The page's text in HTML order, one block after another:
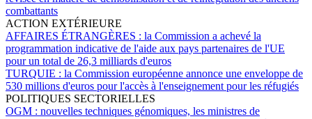
combattants
ACTION EXTÉRIEURE
AFFAIRES ÉTRANGÈRES : la Commission a achevé la
programmation indicative de l'aide aux pays partenaires de l'UE
pour un total de 26,3 milliards d'euros
TURQUIE : la Commission européenne annonce une enveloppe de
530 millions d'euros pour l'accès à l'enseignement pour les réfugiés
POLITIQUES SECTORIELLES
OGM : nouvelles techniques génomiques, les ministres de